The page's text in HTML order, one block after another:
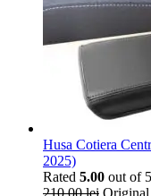
Husa Cotiera
2025)
Rated 5.00 out of 5